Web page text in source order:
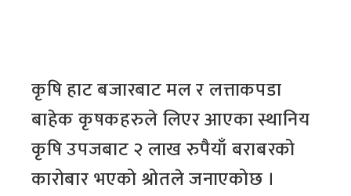
कृषि हाट बजारबाट मल र लत्ताकपडा
बाहेक कृषकहरुले लिएर आएका स्थानिय
कृषि उपजबाट २ लाख रुपैयाँ बराबरको
कारोबार भएको श्रोतले जनाएकोछ ।